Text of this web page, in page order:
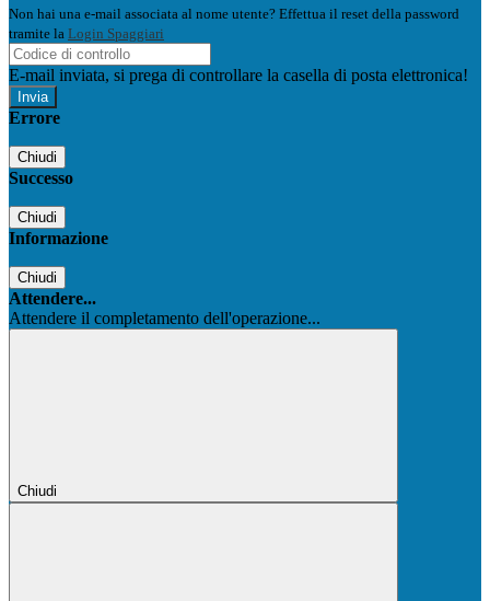
Non hai una e-mail associata al nome utente? Effettua il reset della password
tramite la Login Spaggiari
E-mail inviata, si prega di controllare la casella di posta elettronica!
Errore
Chiudi
Successo
Chiudi
Informazione
Chiudi
Attendere...
Attendere il completamento dell'operazione...
Chiudi